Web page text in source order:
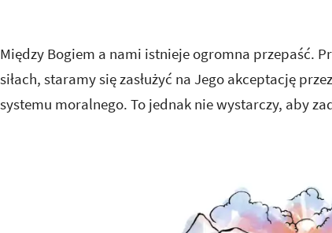
Między Bogiem a nami istnieje ogromna przepaść.
siłach, staramy się zasłużyć na Jego akceptację
systemu moralnego. To jednak nie wystarczy, aby